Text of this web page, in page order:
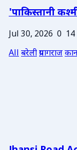
'पाकिस्तानी
Jul 30, 2026 0 14
Allबरेलीप्रयागराज